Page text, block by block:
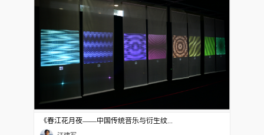
《春江花月夜——中国传统音乐与衍生纹...